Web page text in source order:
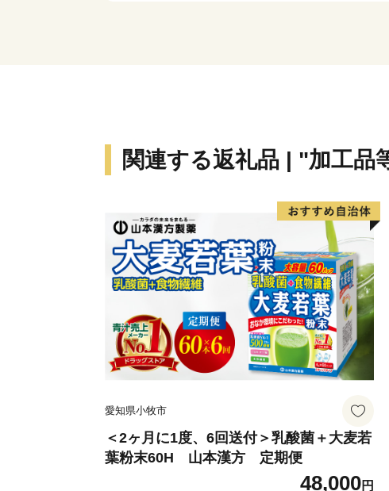
関連する返礼品 | "加工品
愛知県小牧市
＜2ヶ月に1度、6回送付＞乳酸菌＋大麦若
葉粉末60H 山本漢方 定期便
48,000円